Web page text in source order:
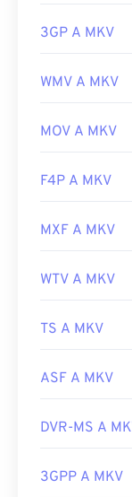
3GP A MKV
WMV A MKV
MOV A MKV
F4P A MKV
MXF A MKV
WTV A MKV
TS A MKV
ASF A MKV
DVR-MS A
3GPP A MKV